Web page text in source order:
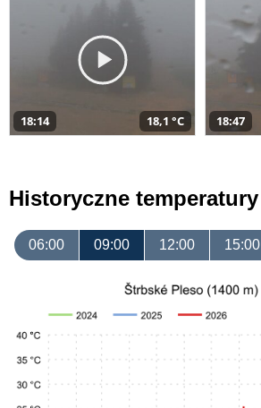
18:14 18,1 °C 18:47
Historyczne temperatury
06:00 09:00 12:00 15:00